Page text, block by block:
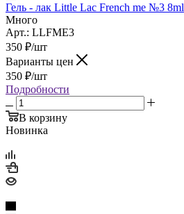
Гель - лак Little Lac French me №3 8ml
Много
Арт.: LLFME3
350 ₽/шт
Варианты цен
350 ₽/шт
Подробности
В корзину
Новинка